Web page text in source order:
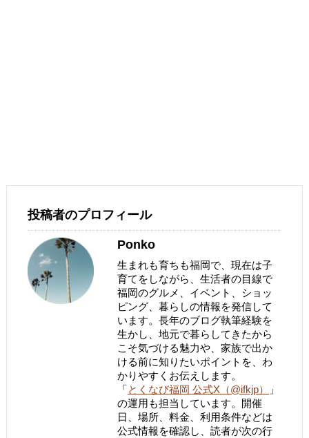
投稿者のプロフィール
Ponko
生まれも育ちも福岡で、現在は子
育てをしながら、生活者の目線で
福岡のグルメ、イベント、ショッ
ピング、暮らしの情報を発信して
います。長年のブログ執筆経験を
生かし、地元で暮らしてきたから
こそ気づける魅力や、家族で出か
ける前に知りたいポイントを、わ
かりやすくお伝えします。
「とくなび福岡 公式X（@ifkjp）
」
の運用も担当しています。開催
日、場所、料金、利用条件などは
公式情報を確認し、読者が次の行